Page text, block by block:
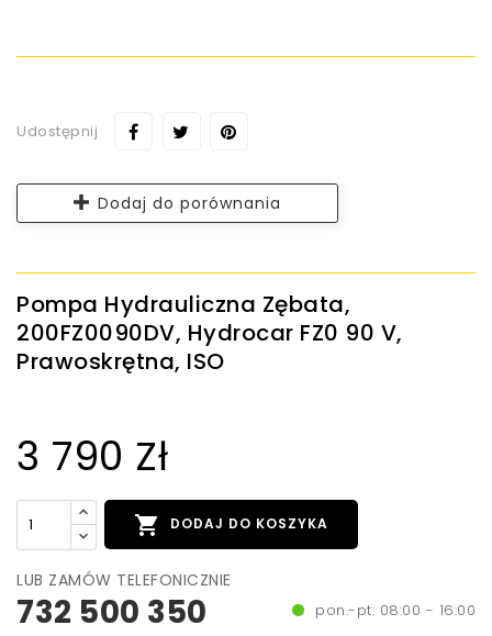
Udostępnij
Dodaj do porównania
Pompa Hydrauliczna Zębata,
200FZ0090DV, Hydrocar FZ0 90 V,
Prawoskrętna, ISO
3 790 Zł
 DODAJ DO KOSZYKA
LUB ZAMÓW TELEFONICZNIE
732 500 350 pon.-pt: 08:00 - 16:00